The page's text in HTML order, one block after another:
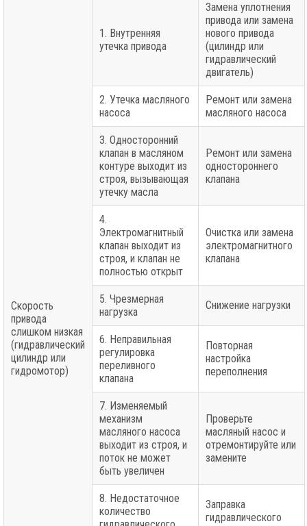
Скорость
привода
слишком низкая
(гидравлический
цилиндр или
гидромотор)
1. Внутренняя
утечка привода
Замена уплотнения
привода или замена
нового привода
(цилиндр или
гидравлический
двигатель)
2. Утечка масляного
насоса
Ремонт или замена
масляного насоса
3. Односторонний
клапан в масляном
контуре выходит из
строя, вызывающая
утечку масла
Ремонт или замена
одностороннего
клапана
4.
Электромагнитный
клапан выходит из
строя, и клапан не
полностью открыт
Очистка или замена
электромагнитного
клапана
5. Чрезмерная
нагрузка
Снижение нагрузки
6. Неправильная
регулировка
переливного
клапана
Повторная
настройка
переполнения
7. Изменяемый
механизм
масляного насоса
выходит из строя, и
поток не может
быть увеличен
Проверьте
масляный насос и
отремонтируйте или
замените
8. Недостаточное
количество
Заправка
гидравлического